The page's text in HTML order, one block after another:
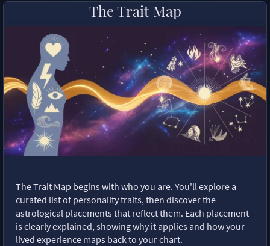
The Trait Map
The Trait Map begins with who you are. You'll explore a
curated list of personality traits, then discover the
astrological placements that reflect them. Each placement
is clearly explained, showing why it applies and how your
lived experience maps back to your chart.